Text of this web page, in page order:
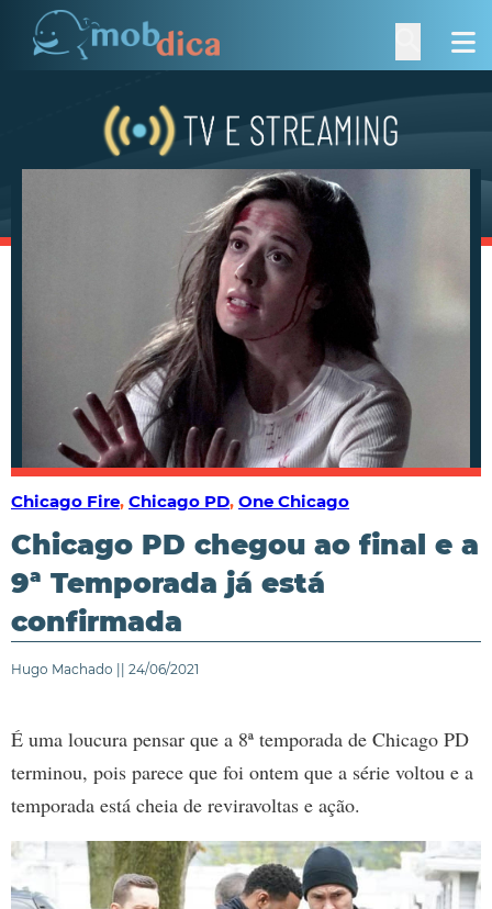
Chicago Fire, Chicago PD, One Chicago
Chicago PD chegou ao final e a
9ª Temporada já está
confirmada
Hugo Machado || 24/06/2021
É uma loucura pensar que a 8ª temporada de Chicago PD
terminou, pois parece que foi ontem que a série voltou e a
temporada está cheia de reviravoltas e ação.